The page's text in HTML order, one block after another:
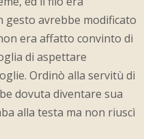
gesto avrebbe modificato
era affatto convinto di
di aspettare
Ordinò alla servitù di
dovuta diventare sua
alla testa ma non riuscì